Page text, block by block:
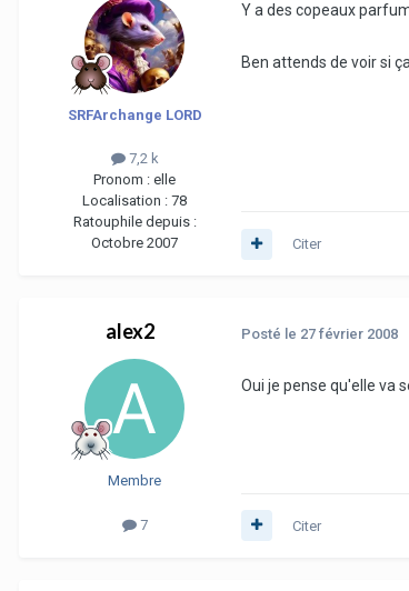
SRFArchange LORD
7,2 k
Pronom : elle
Localisation : 78
Ratouphile depuis :
Octobre 2007
Y a des copeaux
Ben attends de voir si
Citer
alex2
Membre
7
Posté le 27 février 2008
Oui je pense qu'elle va
Citer